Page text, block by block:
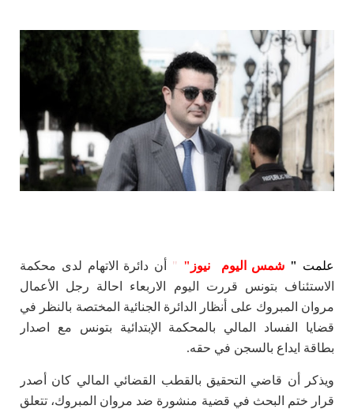
علمت " شمس اليوم نيوز" " أن دائرة الاتهام لدى محكمة
الاستئناف بتونس قررت اليوم الاربعاء احالة رجل الأعمال
مروان المبروك على أنظار الدائرة الجنائية المختصة بالنظر في
قضايا الفساد المالي بالمحكمة الإبتدائية بتونس مع اصدار
بطاقة ايداع بالسجن في حقه.
ويذكر أن قاضي التحقيق بالقطب القضائي المالي كان أصدر
قرار ختم البحث في قضية منشورة ضد مروان المبروك، تتعلق